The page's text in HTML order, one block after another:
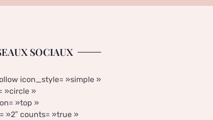
SOCIAUX
icon_style= »simple »
»circle »
»top »
»2″ counts= »true »